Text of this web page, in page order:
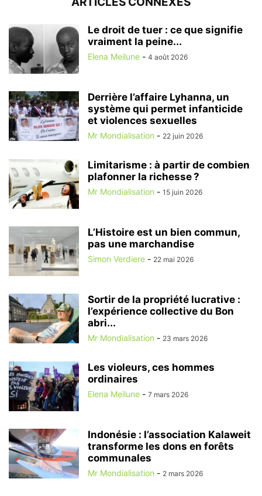
Le droit de tuer : ce que signifie
vraiment la peine...
Elena Meilune - 4 août 2026
Derrière l’affaire Lyhanna, un
système qui permet infanticide
et violences sexuelles
Mr Mondialisation - 22 juin 2026
Limitarisme : à partir de combien
plafonner la richesse ?
Mr Mondialisation - 15 juin 2026
L’Histoire est un bien commun,
pas une marchandise
Simon Verdiere - 22 mai 2026
Sortir de la propriété lucrative :
l’expérience collective du Bon
abri...
Mr Mondialisation - 23 mars 2026
Les violeurs, ces hommes
ordinaires
Elena Meilune - 7 mars 2026
Indonésie : l’association Kalaweit
transforme les dons en forêts
communales
Mr Mondialisation - 2 mars 2026